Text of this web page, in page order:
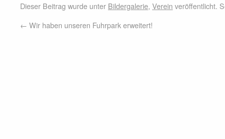
Dieser Beitrag wurde unter Bildergalerie, Verein veröffentlicht.
← Wir haben unseren Fuhrpark erweitert!